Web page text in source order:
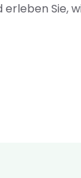
erleben Sie,